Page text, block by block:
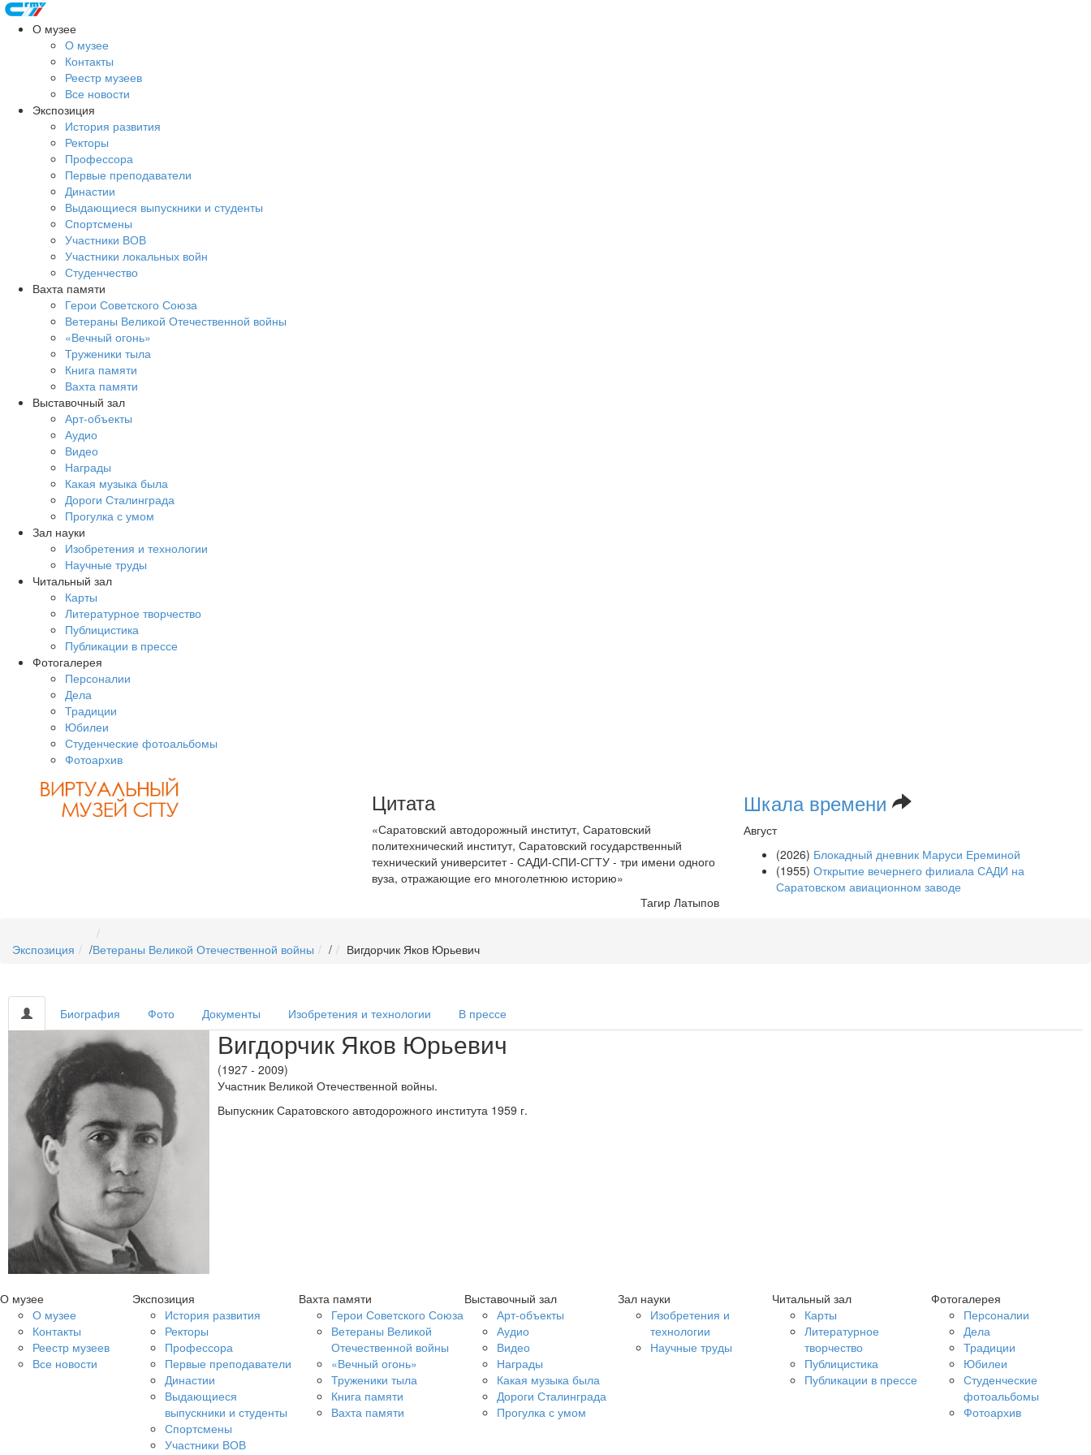
О музее
О музее
Контакты
Реестр музеев
Все новости
Экспозиция
История развития
Ректоры
Профессора
Первые преподаватели
Династии
Выдающиеся выпускники и студенты
Спортсмены
Участники ВОВ
Участники локальных войн
Студенчество
Вахта памяти
Герои Советского Союза
Ветераны Великой Отечественной войны
«Вечный огонь»
Труженики тыла
Книга памяти
Вахта памяти
Выставочный зал
Арт-объекты
Аудио
Видео
Награды
Какая музыка была
Дороги Сталинграда
Прогулка с умом
Зал науки
Изобретения и технологии
Научные труды
Читальный зал
Карты
Литературное творчество
Публицистика
Публикации в прессе
Фотогалерея
Персоналии
Дела
Традиции
Юбилеи
Студенческие фотоальбомы
Фотоархив
Цитата
«Саратовский автодорожный институт, Саратовский
политехнический институт, Саратовский государственный
технический университет - САДИ-СПИ-СГТУ - три имени одного
вуза, отражающие его многолетнюю историю»
Тагир Латыпов
Шкала времени
Август
(2026) Блокадный дневник Маруси Ереминой
(1955) Открытие вечернего филиала САДИ на
Саратовском авиационном заводе
Экспозиция /Ветераны Великой Отечественной войны / Вигдорчик Яков Юрьевич
Биография Фото Документы Изобретения и технологии В прессе
Вигдорчик Яков Юрьевич
(1927 - 2009)
Участник Великой Отечественной войны.
Выпускник Саратовского автодорожного института 1959 г.
О музее
О музее
Контакты
Реестр музеев
Все новости
Экспозиция
История развития
Ректоры
Профессора
Первые преподаватели
Династии
Выдающиеся
выпускники и студенты
Спортсмены
Участники ВОВ
Вахта памяти
Герои Советского Союза
Ветераны Великой
Отечественной войны
«Вечный огонь»
Труженики тыла
Книга памяти
Вахта памяти
Выставочный зал
Арт-объекты
Аудио
Видео
Награды
Какая музыка была
Дороги Сталинграда
Прогулка с умом
Зал науки
Изобретения и
технологии
Научные труды
Читальный зал
Карты
Литературное
творчество
Публицистика
Публикации в прессе
Фотогалерея
Персоналии
Дела
Традиции
Юбилеи
Студенческие
фотоальбомы
Фотоархив